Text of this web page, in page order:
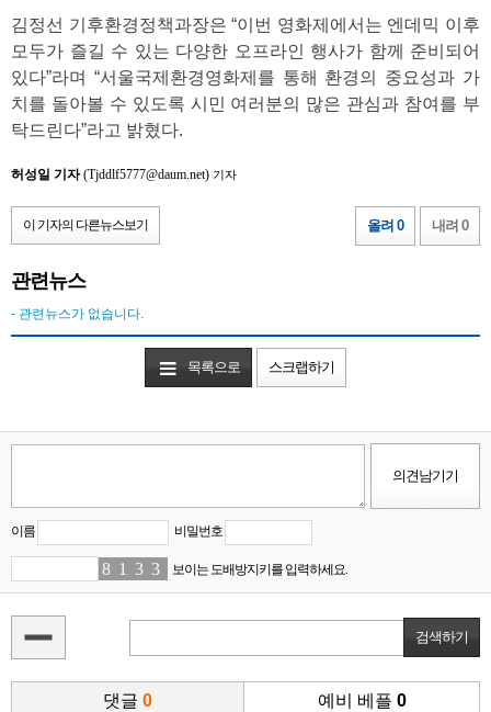
김정선 기후환경정책과장은 “이번 영화제에서는 엔데믹 이후
모두가 즐길 수 있는 다양한 오프라인 행사가 함께 준비되어
있다”라며 “서울국제환경영화제를 통해 환경의 중요성과 가
치를 돌아볼 수 있도록 시민 여러분의 많은 관심과 참여를 부
탁드린다”라고 밝혔다.
허성일 기자(Tjddlf5777@daum.net) 기자
이 기자의 다른뉴스보기 올려 0 내려 0
관련뉴스
- 관련뉴스가 없습니다.
목록으로 스크랩하기
이름 비밀번호
8 1 31 35 보이는 도배방지키를 입력하세요.
댓글 0 예비 베플 0